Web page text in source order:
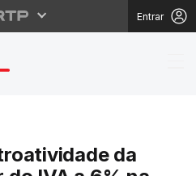
Entrar
da